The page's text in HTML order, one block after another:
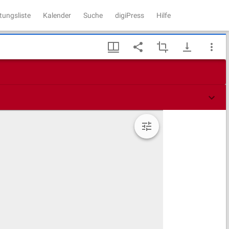
Kalender Suche digiPress Hilfe